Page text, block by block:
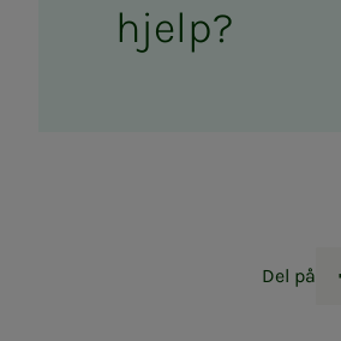
hjelp?
Del på